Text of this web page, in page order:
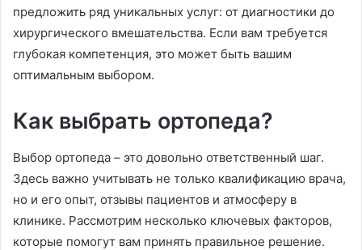
предложить ряд уникальных услуг: от диагностики до
хирургического вмешательства. Если вам требуется
глубокая компетенция, это может быть вашим
оптимальным выбором.
Как выбрать ортопеда?
Выбор ортопеда – это довольно ответственный шаг.
Здесь важно учитывать не только квалификацию врача,
но и его опыт, отзывы пациентов и атмосферу в
клинике. Рассмотрим несколько ключевых факторов,
которые помогут вам принять правильное решение.